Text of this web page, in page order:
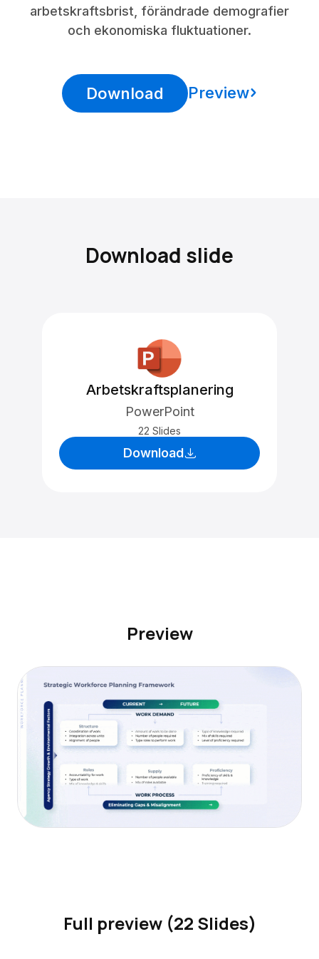
arbetskraftsbrist, förändrade demografier
och ekonomiska fluktuationer.
Download Preview
Download slide
Arbetskraftsplanering
PowerPoint
22 Slides
Download
Preview
Full preview (22 Slides)